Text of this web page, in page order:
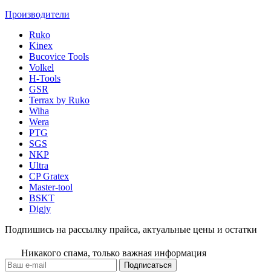
Производители
Ruko
Kinex
Bucovice Tools
Volkel
H-Tools
GSR
Terrax by Ruko
Wiha
Wera
PTG
SGS
NKP
Ultra
CP Gratex
Master-tool
BSKT
Digjy
Подпишись на рассылку прайса, актуальные цены и остатки
Никакого спама, только важная информация
Подписаться